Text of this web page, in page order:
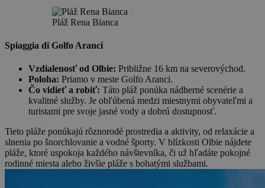
Pláž Rena Bianca
Spiaggia di Golfo Aranci
Vzdialenosť od Olbie: Približne 16 km na severovýchod.
Poloha: Priamo v meste Golfo Aranci.
Čo vidieť a robiť: Táto pláž ponúka nádherné scenérie a
kvalitné služby. Je obľúbená medzi miestnymi obyvateľmi a
turistami pre svoje jasné vody a dobrú dostupnosť.
Tieto pláže ponúkajú rôznorodé prostredia a aktivity, od relaxácie a
slnenia po šnorchlovanie a vodné športy. V blízkosti Olbie nájdete
pláže, ktoré uspokoja každého návštevníka, či už hľadáte pokojné
rodinné miesta alebo živšie pláže s bohatými službami.